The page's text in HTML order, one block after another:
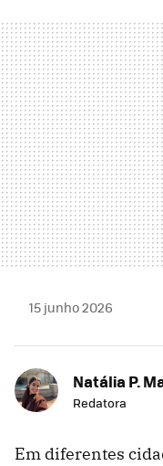
15 junho 2026
Natália P.
Redatora
Em diferentes